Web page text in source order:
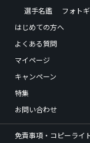
選手名鑑
フォト
はじめての方へ
よくある質問
マイページ
キャンペーン
特集
お問い合わせ
免責事項・コピーライ